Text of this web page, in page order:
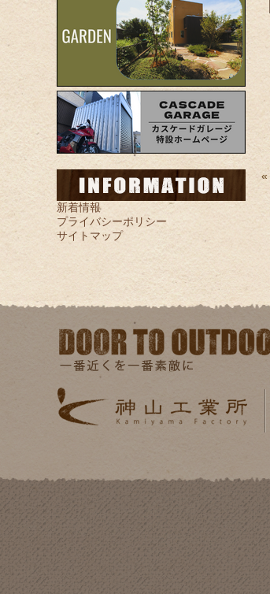
«
新着情報
プライバシーポリシー
サイトマップ